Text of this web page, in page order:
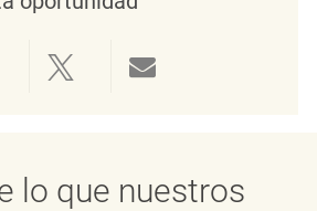
a través de LinkedIn
a través de
Compartir a través
lo que nuestros